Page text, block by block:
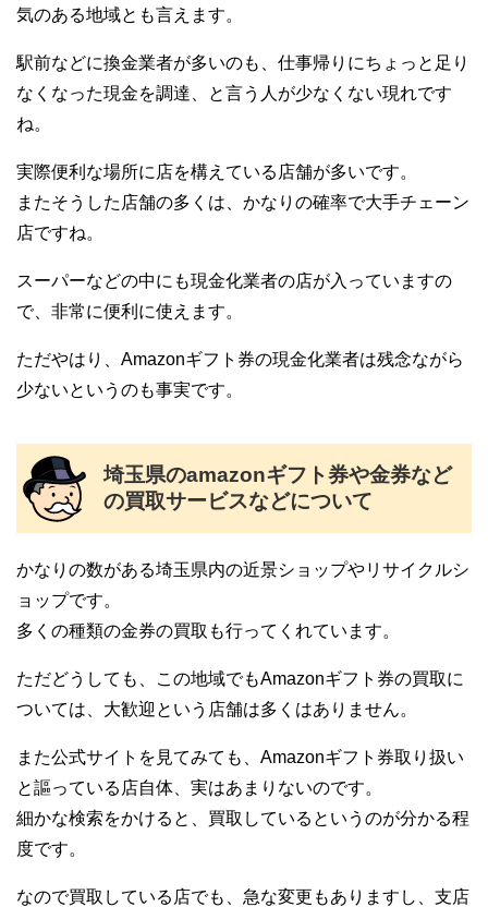
気のある地域とも言えます。
駅前などに換金業者が多いのも、仕事帰りにちょっと足り
なくなった現金を調達、と言う人が少なくない現れです
ね。
実際便利な場所に店を構えている店舗が多いです。
またそうした店舗の多くは、かなりの確率で大手チェーン
店ですね。
スーパーなどの中にも現金化業者の店が入っていますの
で、非常に便利に使えます。
ただやはり、Amazonギフト券の現金化業者は残念ながら
少ないというのも事実です。
埼玉県のamazonギフト券や金券など
の買取サービスなどについて
かなりの数がある埼玉県内の近景ショップやリサイクルシ
ョップです。
多くの種類の金券の買取も行ってくれています。
ただどうしても、この地域でもAmazonギフト券の買取に
ついては、大歓迎という店舗は多くはありません。
また公式サイトを見てみても、Amazonギフト券取り扱い
と謳っている店自体、実はあまりないのです。
細かな検索をかけると、買取しているというのが分かる程
度です。
なので買取している店でも、急な変更もありますし、支店